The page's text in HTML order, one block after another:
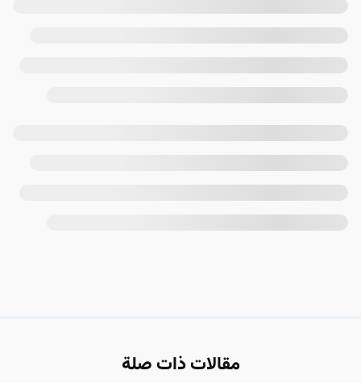
مقالات ذات صلة